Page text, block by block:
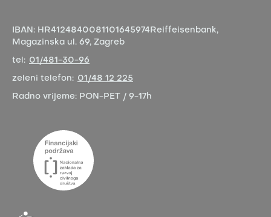
IBAN: HR4124840081101645974 Reiffeisenbank,
Magazinska ul. 69, Zagreb
tel: 01/481-30-96
zeleni telefon: 01/48 12 225
Radno vrijeme: PON-PET / 9-17h